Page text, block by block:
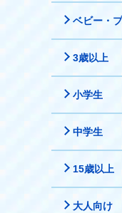
ベビー・
3歳以上
小学生
中学生
15歳以上
大人向け